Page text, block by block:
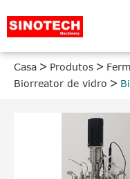
Casa Produtos
Biorreator de vidro